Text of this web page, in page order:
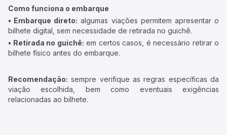
Como funciona o embarque
• Embarque direto: algumas viações permitem apresentar o
bilhete digital, sem necessidade de retirada no guichê.
• Retirada no guichê: em certos casos, é necessário retirar o
bilhete físico antes do embarque.
Recomendação: sempre verifique as regras específicas da
viação escolhida, bem como eventuais exigências
relacionadas ao bilhete.